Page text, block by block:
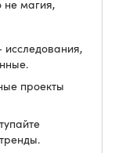
не магия,
исследования,
проекты